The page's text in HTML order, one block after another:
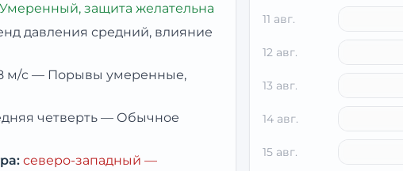
Умеренный, защита желательна
давления средний, влияние
м/с — Порывы умеренные,
четверть — Обычное
северо-западный —
11 авг.
12 авг.
13 авг.
14 авг.
15 авг.